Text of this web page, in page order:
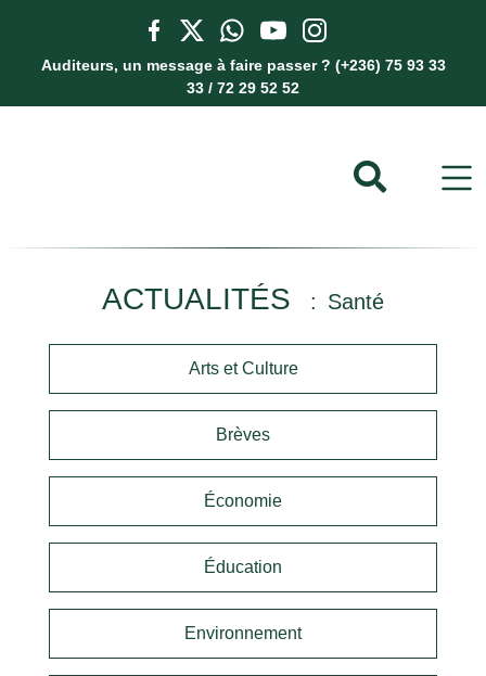
Auditeurs, un message à faire passer ? (+236) 75 93 33
33 / 72 29 52 52
ACTUALITÉS Santé
Arts et Culture
Brèves
Économie
Éducation
Environnement